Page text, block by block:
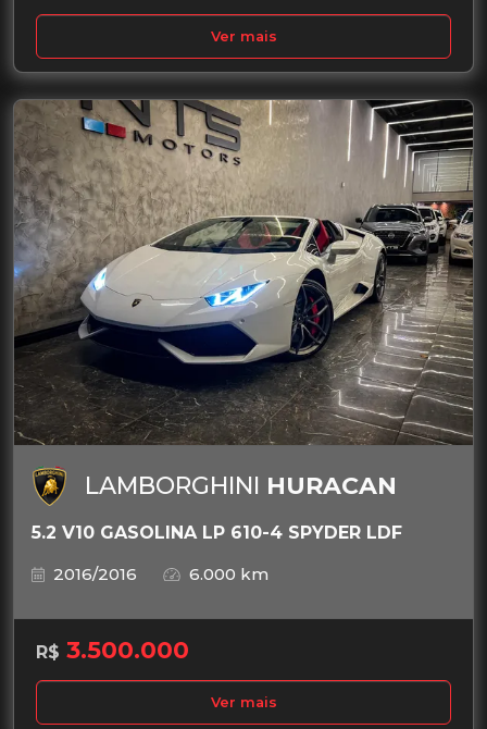
Ver mais
LAMBORGHINI HURACAN
5.2 V10 GASOLINA LP 610-4 SPYDER LDF
2016/2016
6.000 km
R$ 3.500.000
Ver mais